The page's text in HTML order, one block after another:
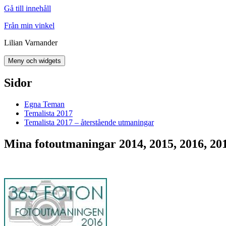
Gå till innehåll
Från min vinkel
Lilian Varnander
Meny och widgets
Sidor
Egna Teman
Temalista 2017
Temalista 2017 – återstående utmaningar
Mina fotoutmaningar 2014, 2015, 2016,